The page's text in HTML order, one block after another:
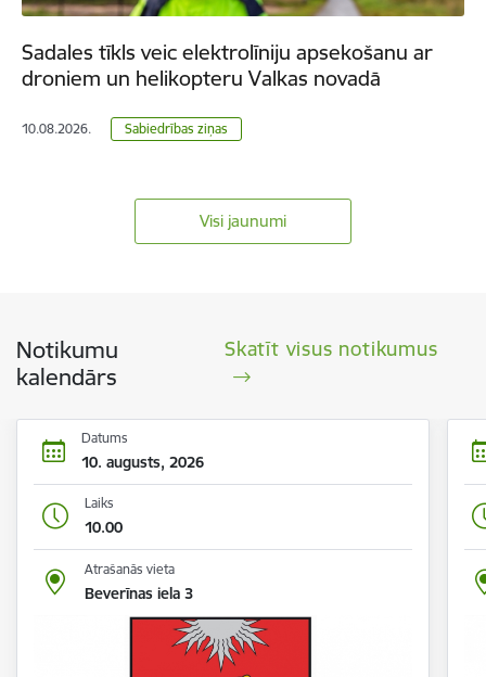
Sadales tīkls veic elektrolīniju apsekošanu ar
droniem un helikopteru Valkas novadā
10.08.2026. Sabiedrības ziņas
Visi jaunumi
Notikumu
kalendārs
Skatīt visus notikumus
Datums
10. augusts, 2026
Laiks
10.00
Atrašanās vieta
Beverīnas iela 3